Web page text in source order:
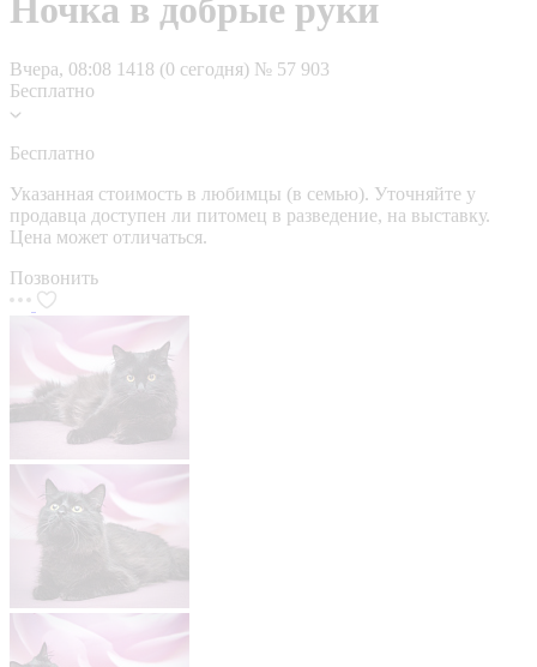
Ночка в добрые руки
Вчера, 08:08 1418 (0 сегодня) № 57 903
Бесплатно
Бесплатно
Указанная стоимость в любимцы (в семью). Уточняйте у
продавца доступен ли питомец в разведение, на выставку.
Цена может отличаться.
Позвонить